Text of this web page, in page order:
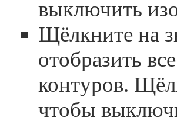
выключить
Щёлкните на
отобразить
контуров.
чтобы